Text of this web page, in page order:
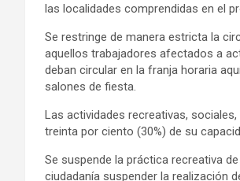
las localidades comprendidas en el
Se restringe de manera estricta la
aquellos trabajadores afectados a
deban circular en la franja horaria
salones de fiesta.
Las actividades recreativas,
treinta por ciento (30%) de su
Se suspende la práctica recreativa
ciudadanía suspender la realización